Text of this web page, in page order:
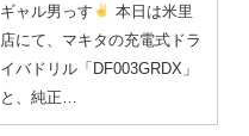
ギャル男っす
本日は米里
店にて、マキタの充電式ドラ
イバドリル「DF003GRDX」
と、純正…